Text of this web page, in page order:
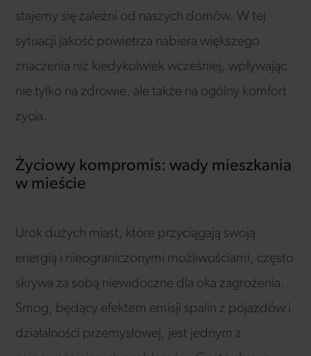
stajemy się zależni od naszych domów. W tej
sytuacji jakość powietrza nabiera większego
znaczenia niż kiedykolwiek wcześniej, wpływając
nie tylko na zdrowie, ale także na ogólny komfort
życia.
Życiowy kompromis: wady mieszkania
w mieście
Urok dużych miast, które przyciągają swoją
energią i nieograniczonymi możliwościami, często
skrywa za sobą niewidoczne dla oka zagrożenia.
Smog, będący efektem emisji spalin z pojazdów i
działalności przemysłowej, jest jednym z